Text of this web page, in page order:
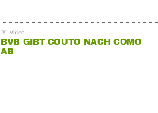
BVB GIBT COUTO NACH COMO
AB